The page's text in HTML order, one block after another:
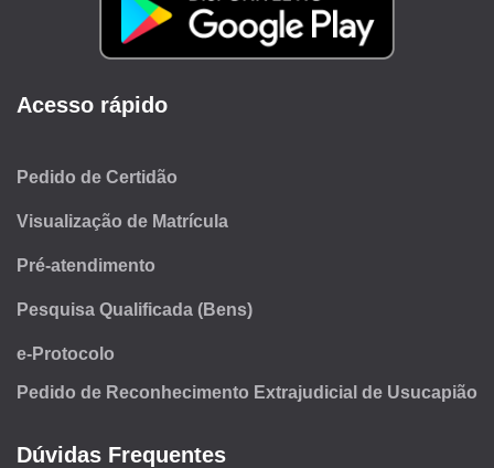
Acesso rápido
Pedido de Certidão
Visualização de Matrícula
Pré-atendimento
Pesquisa Qualificada (Bens)
e-Protocolo
Pedido de Reconhecimento Extrajudicial de Usucapião
Dúvidas Frequentes